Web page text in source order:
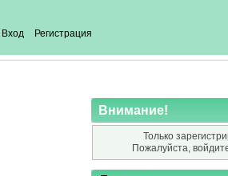
Вход Регистрация
Внимание!
Только
Пожалуйста,